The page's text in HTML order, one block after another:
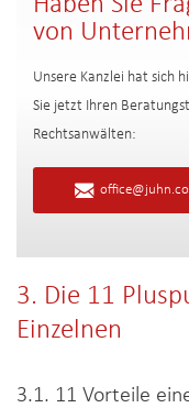
von
Unsere Kanzlei hat sich
Sie jetzt Ihren
Rechtsanwälten:
3. Die 11
Einzelnen
3.1. 11 Vorteile